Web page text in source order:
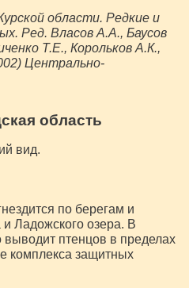
области. Редкие и
Ред. Власов А.А., Баусов
Т.Е., Корольков А.К.,
Центрально-
область
вид.
по берегам и
Ладожского озера. В
выводит птенцов в пределах
комплекса защитных